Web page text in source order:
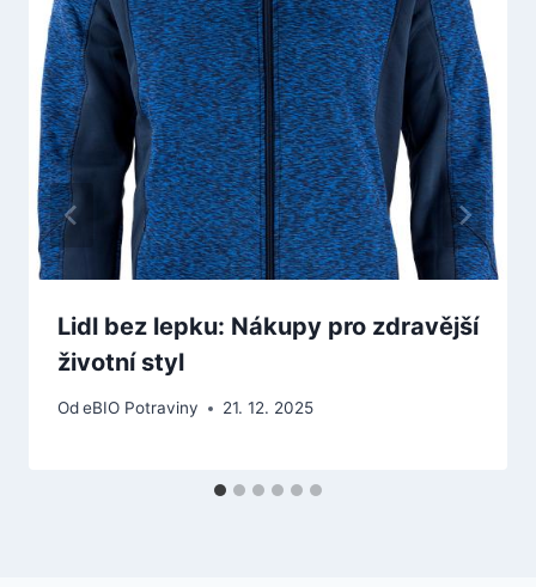
Lidl bez lepku: Nákupy pro zdravější
životní styl
OdeBIO Potraviny 21. 12. 2025